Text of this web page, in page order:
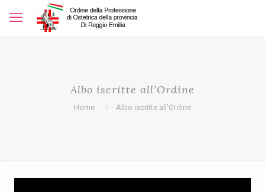
Albo iscritte all’Ordine
Home Albo iscritte all’Ordine